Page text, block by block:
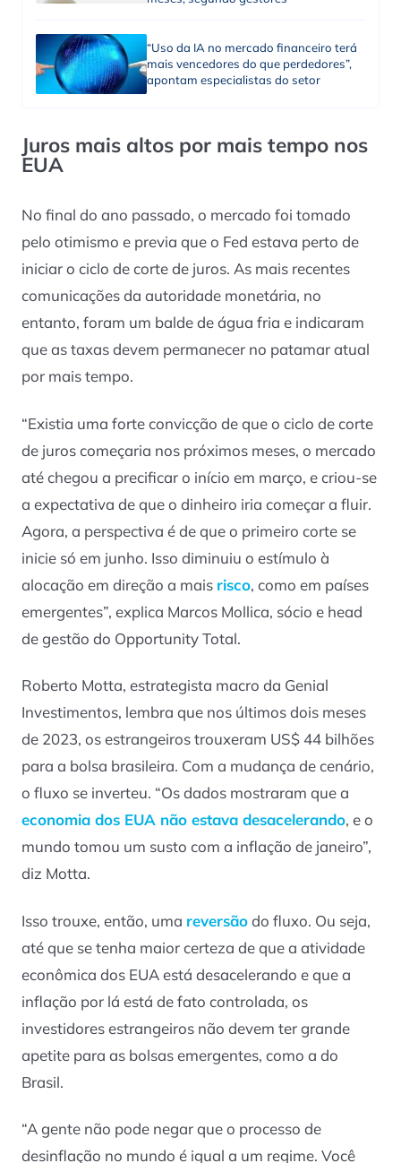
“Uso da IA no mercado financeiro terá
mais vencedores do que perdedores”,
apontam especialistas do setor
Juros mais altos por mais tempo nos
EUA
No final do ano passado, o mercado foi tomado
pelo otimismo e previa que o Fed estava perto de
iniciar o ciclo de corte de juros. As mais recentes
comunicações da autoridade monetária, no
entanto, foram um balde de água fria e indicaram
que as taxas devem permanecer no patamar atual
por mais tempo.
“Existia uma forte convicção de que o ciclo de corte
de juros começaria nos próximos meses, o mercado
até chegou a precificar o início em março, e criou-se
a expectativa de que o dinheiro iria começar a fluir.
Agora, a perspectiva é de que o primeiro corte se
inicie só em junho. Isso diminuiu o estímulo à
alocação em direção a mais risco, como em países
emergentes”, explica Marcos Mollica, sócio e head
de gestão do Opportunity Total.
Roberto Motta, estrategista macro da Genial
Investimentos, lembra que nos últimos dois meses
de 2023, os estrangeiros trouxeram US$ 44 bilhões
para a bolsa brasileira. Com a mudança de cenário,
o fluxo se inverteu. “Os dados mostraram que a
economia dos EUA não estava desacelerando, e o
mundo tomou um susto com a inflação de janeiro”,
diz Motta.
Isso trouxe, então, uma reversãodo fluxo. Ou seja,
até que se tenha maior certeza de que a atividade
econômica dos EUA está desacelerando e que a
inflação por lá está de fato controlada, os
investidores estrangeiros não devem ter grande
apetite para as bolsas emergentes, como a do
Brasil.
“A gente não pode negar que o processo de
desinflação no mundo é igual a um regime. Você